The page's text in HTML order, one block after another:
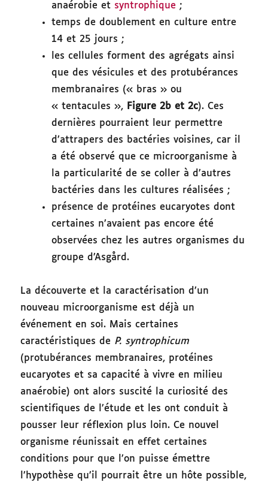
anaérobie et syntrophique ;
temps de doublement en culture entre
14 et 25 jours ;
les cellules forment des agrégats ainsi
que des vésicules et des protubérances
membranaires (« bras » ou
« tentacules », Figure 2b et 2c). Ces
dernières pourraient leur permettre
d’attrapers des bactéries voisines, car il
a été observé que ce microorganisme à
la particularité de se coller à d’autres
bactéries dans les cultures réalisées ;
présence de protéines eucaryotes dont
certaines n’avaient pas encore été
observées chez les autres organismes du
groupe d’Asgård.
La découverte et la caractérisation d’un
nouveau microorganisme est déjà un
événement en soi. Mais certaines
caractéristiques de P. syntrophicum
(protubérances membranaires, protéines
eucaryotes et sa capacité à vivre en milieu
anaérobie) ont alors suscité la curiosité des
scientifiques de l’étude et les ont conduit à
pousser leur réflexion plus loin. Ce nouvel
organisme réunissait en effet certaines
conditions pour que l’on puisse émettre
l’hypothèse qu’il pourrait être un hôte possible,